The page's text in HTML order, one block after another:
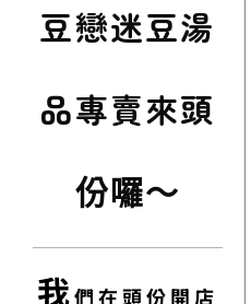
豆戀迷豆湯
品專賣來頭
份囉～
我們在頭份開店